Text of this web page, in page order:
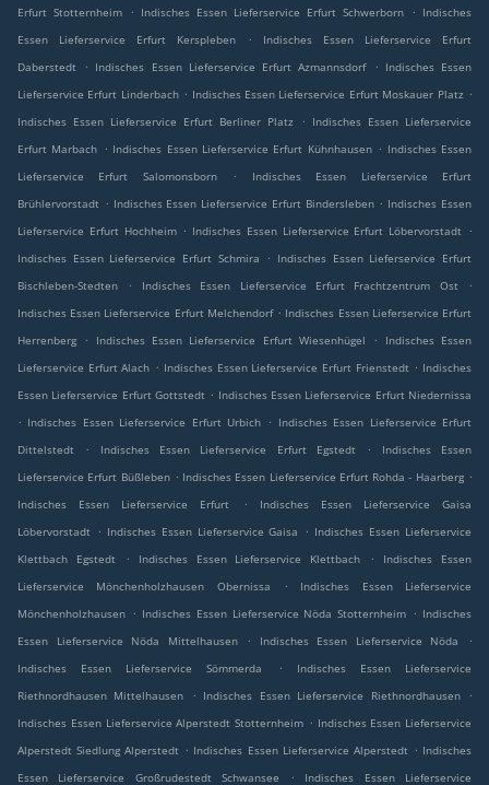
Erfurt Stotternheim
. Indisches Essen Lieferservice Erfurt Schwerborn . Indisches
Essen Lieferservice Erfurt Kerspleben
.
Indisches Essen Lieferservice Erfurt
Daberstedt
. Indisches Essen Lieferservice Erfurt Azmannsdorf . Indisches Essen
Lieferservice Erfurt Linderbach . Indisches Essen Lieferservice Erfurt Moskauer Platz .
Indisches Essen Lieferservice Erfurt Berliner Platz
. Indisches Essen Lieferservice
Erfurt Marbach . Indisches Essen Lieferservice Erfurt Kühnhausen . Indisches Essen
Lieferservice Erfurt Salomonsborn
.
Indisches Essen Lieferservice Erfurt
Brühlervorstadt . Indisches Essen Lieferservice Erfurt Bindersleben . Indisches Essen
Lieferservice Erfurt Hochheim . Indisches Essen Lieferservice Erfurt Löbervorstadt .
Indisches Essen Lieferservice Erfurt Schmira
. Indisches Essen Lieferservice Erfurt
Bischleben-Stedten
. Indisches Essen Lieferservice Erfurt Frachtzentrum Ost
.
Indisches Essen Lieferservice Erfurt Melchendorf . Indisches Essen Lieferservice Erfurt
Herrenberg
. Indisches Essen Lieferservice Erfurt Wiesenhügel .
Indisches Essen
Lieferservice Erfurt Alach . Indisches Essen Lieferservice Erfurt Frienstedt . Indisches
Essen Lieferservice Erfurt Gottstedt . Indisches Essen Lieferservice Erfurt Niedernissa
. Indisches Essen Lieferservice Erfurt Urbich . Indisches Essen Lieferservice Erfurt
Dittelstedt
. Indisches Essen Lieferservice Erfurt Egstedt .
Indisches Essen
Lieferservice Erfurt Büßleben . Indisches Essen Lieferservice Erfurt Rohda - Haarberg .
Indisches Essen Lieferservice Erfurt
.
Indisches Essen Lieferservice Gaisa
Löbervorstadt . Indisches Essen Lieferservice Gaisa . Indisches Essen Lieferservice
Klettbach Egstedt
. Indisches Essen Lieferservice Klettbach .
Indisches Essen
Lieferservice Mönchenholzhausen Obernissa
.
Indisches Essen Lieferservice
Mönchenholzhausen . Indisches Essen Lieferservice Nöda Stotternheim . Indisches
Essen Lieferservice Nöda Mittelhausen
. Indisches Essen Lieferservice Nöda
.
Indisches Essen Lieferservice Sömmerda
.
Indisches Essen Lieferservice
Riethnordhausen Mittelhausen
. Indisches Essen Lieferservice Riethnordhausen
.
Indisches Essen Lieferservice Alperstedt Stotternheim . Indisches Essen Lieferservice
Alperstedt Siedlung Alperstedt . Indisches Essen Lieferservice Alperstedt . Indisches
Essen Lieferservice Großrudestedt Schwansee
. Indisches Essen Lieferservice